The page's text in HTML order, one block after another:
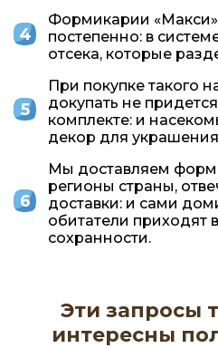
Формикарии
постепенно: в
отсека, которые
При покупке такого
докупать не
комплекте: и
декор для
Мы доставляем
регионы страны,
доставки: и сами
обитатели приходят
сохранности.
Эти запросы
интересны